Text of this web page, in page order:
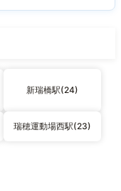
新瑞橋駅(24)
瑞穂運動場西駅(23)